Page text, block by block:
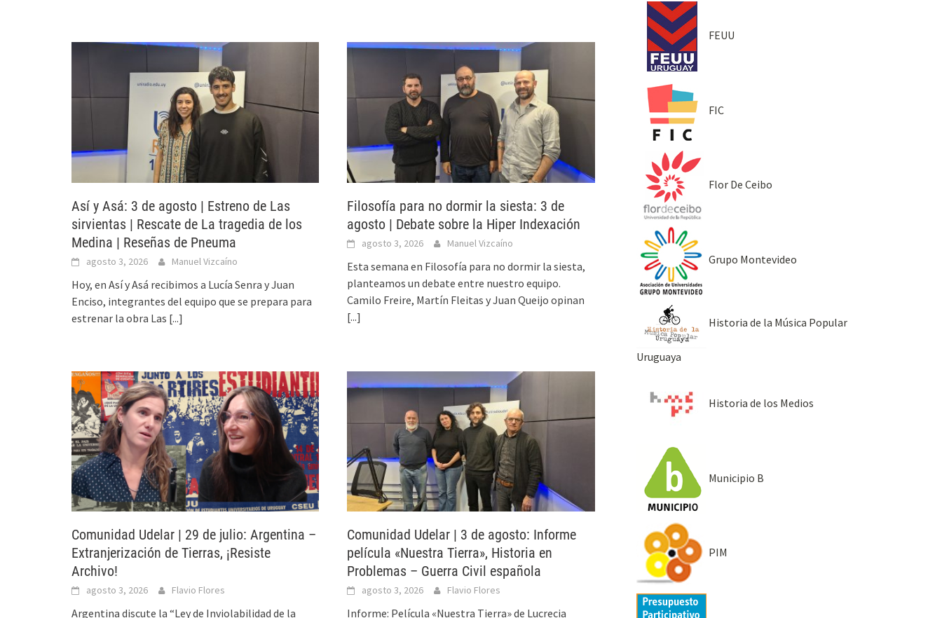
Así y Asá: 3 de agosto | Estreno de Las
sirvientas | Rescate de La tragedia de los
Medina | Reseñas de Pneuma
agosto 3, 2026 Manuel Vizcaíno
Hoy, en Así y Asá recibimos a Lucía Senra y Juan
Enciso, integrantes del equipo que se prepara para
estrenar la obra Las [...]
Filosofía para no dormir la siesta: 3 de
agosto | Debate sobre la Hiper Indexación
agosto 3, 2026 Manuel Vizcaíno
Esta semana en Filosofía para no dormir la siesta,
planteamos un debate entre nuestro equipo.
Camilo Freire, Martín Fleitas y Juan Queijo opinan
[...]
Comunidad Udelar | 29 de julio: Argentina –
Extranjerización de Tierras, ¡Resiste
Archivo!
agosto 3, 2026 Flavio Flores
Argentina discute la “Ley de Inviolabilidad de la
Comunidad Udelar | 3 de agosto: Informe
película «Nuestra Tierra», Historia en
Problemas – Guerra Civil española
agosto 3, 2026 Flavio Flores
Informe: Película «Nuestra Tierra» de Lucrecia
FEUU
FIC
Flor De Ceibo
Grupo Montevideo
Historia de la Música Popular
Uruguaya
Historia de los Medios
Municipio B
PIM